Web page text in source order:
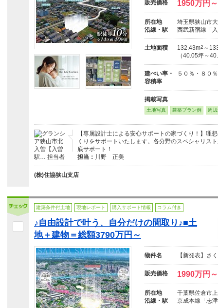
販売価格 1950万円
所在地
埼玉県狭山市
沿線・駅
西武新宿線「
土地面積 132.43m2 ～
（40.05坪～
建ぺい率・
容積率
５０％・８０％
掲載写真
土地写真 建築プラン例 周
【専属設計士による安心サポートの家づくり！】理
くりをサポートいたします。各分野のスペシャリス
底サポート！
担当： 川野 正美
(株)住協狭山支店
建築条件付土地 現地レポート 購入サポート情報 コラム付き
♪自由設計で叶う、自分だけの間取り♪■土
地＋建物＝総額3790万円～
物件名 【新発表】さ
販売価格 1990万円
所在地
千葉県佐倉市
沿線・駅
京成本線「志